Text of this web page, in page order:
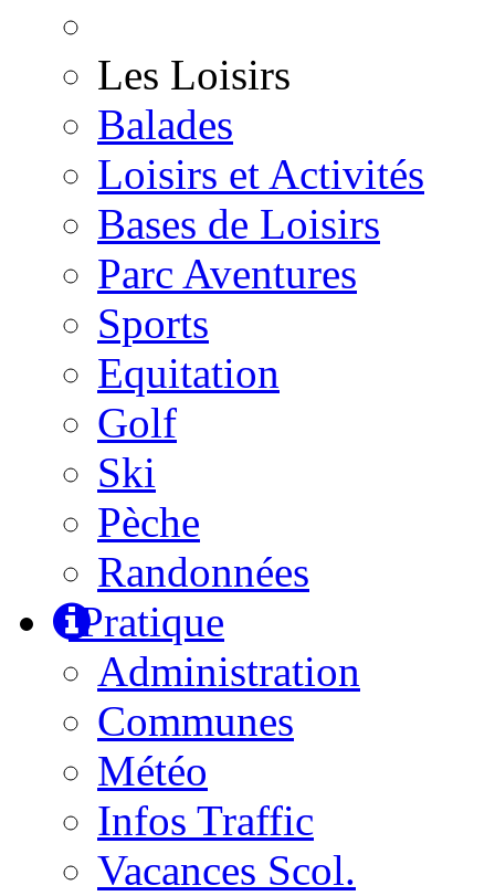
Les Loisirs
Balades
Loisirs et Activités
Bases de Loisirs
Parc Aventures
Sports
Equitation
Golf
Ski
Pèche
Randonnées
Pratique
Administration
Communes
Météo
Infos Traffic
Vacances Scol.